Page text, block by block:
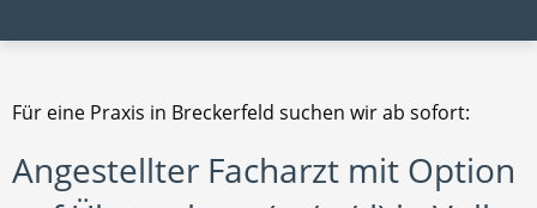
Für eine Praxis in Breckerfeld suchen wir ab sofort:
Angestellter Facharzt mit Option